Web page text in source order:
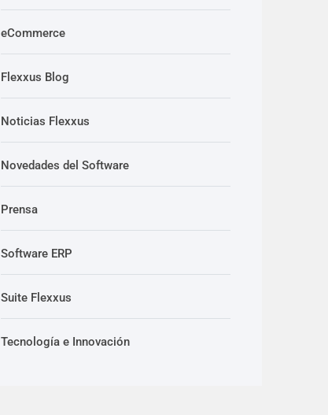
eCommerce
Flexxus Blog
Noticias Flexxus
Novedades del Software
Prensa
Software ERP
Suite Flexxus
Tecnología e Innovación